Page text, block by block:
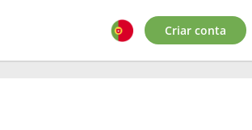
Criar conta